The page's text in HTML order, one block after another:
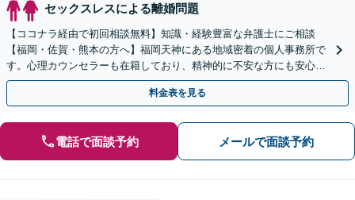
セックスレスによる離婚問題
【ココナラ経由で初回相談無料】知識・経験豊富な弁護士にご相談
【福岡・佐賀・熊本の方へ】福岡天神にある地域密着の個人事務所で
す。心理カウンセラーも在籍しており、精神的に不安な方にも安心し
てご相談頂けます【忙しい方は事前予約で夜間休日対応可能】
料金表を見る
電話で面談予約 メールで面談予約